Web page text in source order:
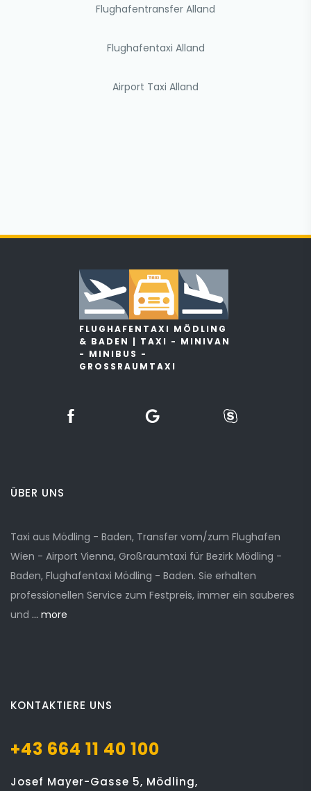
Flughafentransfer Alland
Flughafentaxi Alland
Airport Taxi Alland
FLUGHAFENTAXI MÖDLING
& BADEN | TAXI - MINIVAN
- MINIBUS -
GROSSRAUMTAXI
ÜBER UNS
Taxi aus Mödling - Baden, Transfer vom/zum Flughafen
Wien - Airport Vienna, Großraumtaxi für Bezirk Mödling -
Baden, Flughafentaxi Mödling - Baden. Sie erhalten
professionellen Service zum Festpreis, immer ein sauberes
und ... more
KONTAKTIERE UNS
+43 664 11 40 100
Josef Mayer-Gasse 5, Mödling,